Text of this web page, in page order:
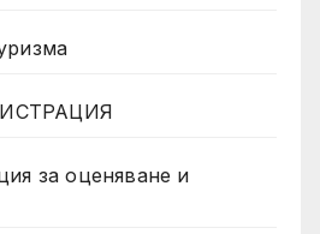
за оценяване и